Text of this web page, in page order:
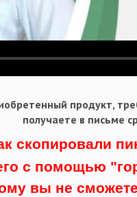
продукт,
получаете в письме
скопировали
с помощью
вы не